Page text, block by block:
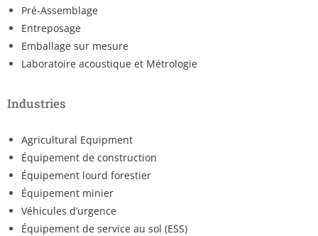
Pré-Assemblage
Entreposage
Emballage sur mesure
Laboratoire acoustique et Métrologie
Industries
Agricultural Equipment
Équipement de construction
Équipement lourd forestier
Équipement minier
Véhicules d’urgence
Équipement de service au sol (ESS)